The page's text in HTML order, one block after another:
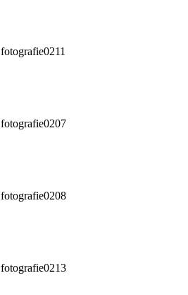
fotografie0211
fotografie0207
fotografie0208
fotografie0213